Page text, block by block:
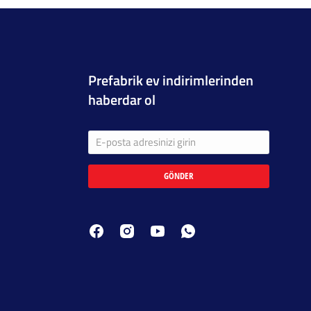
Prefabrik ev indirimlerinden
haberdar ol
GÖNDER